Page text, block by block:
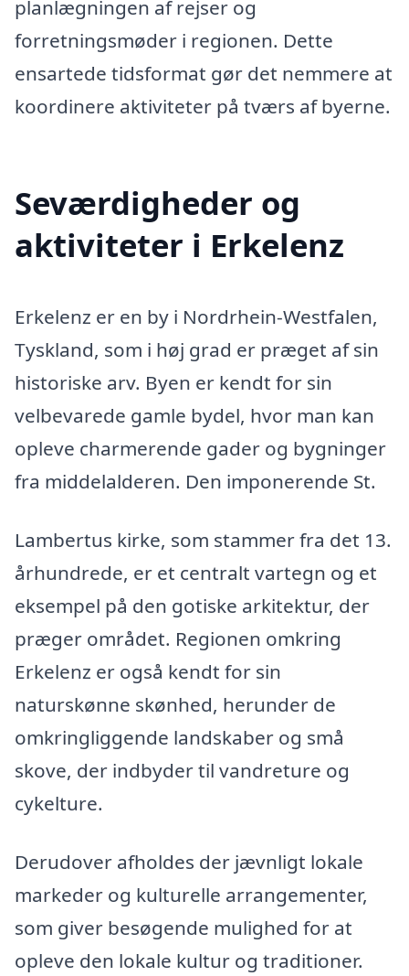
planlægningen af rejser og
forretningsmøder i regionen. Dette
ensartede tidsformat gør det nemmere at
koordinere aktiviteter på tværs af byerne.
Seværdigheder og
aktiviteter i Erkelenz
Erkelenz er en by i Nordrhein-Westfalen,
Tyskland, som i høj grad er præget af sin
historiske arv. Byen er kendt for sin
velbevarede gamle bydel, hvor man kan
opleve charmerende gader og bygninger
fra middelalderen. Den imponerende St.
Lambertus kirke, som stammer fra det 13.
århundrede, er et centralt vartegn og et
eksempel på den gotiske arkitektur, der
præger området. Regionen omkring
Erkelenz er også kendt for sin
naturskønne skønhed, herunder de
omkringliggende landskaber og små
skove, der indbyder til vandreture og
cykelture.
Derudover afholdes der jævnligt lokale
markeder og kulturelle arrangementer,
som giver besøgende mulighed for at
opleve den lokale kultur og traditioner.